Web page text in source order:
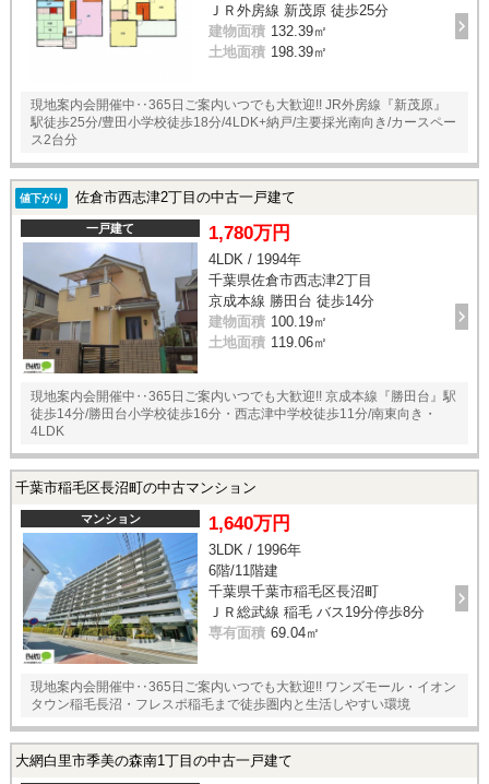
ＪＲ外房線 新茂原 徒歩25分
建物面積 132.39㎡
土地面積 198.39㎡
現地案内会開催中‥365日ご案内いつでも大歓迎!! JR外房線『新茂原』
駅徒歩25分/豊田小学校徒歩18分/4LDK+納戸/主要採光南向き/カースペー
ス2台分
値下がり 佐倉市西志津2丁目の中古一戸建て
一戸建て 1,780万円
4LDK / 1994年
千葉県佐倉市西志津2丁目
京成本線 勝田台 徒歩14分
建物面積 100.19㎡
土地面積 119.06㎡
現地案内会開催中‥365日ご案内いつでも大歓迎!! 京成本線『勝田台』駅
徒歩14分/勝田台小学校徒歩16分・西志津中学校徒歩11分/南東向き・
4LDK
千葉市稲毛区長沼町の中古マンション
マンション 1,640万円
3LDK / 1996年
6階/11階建
千葉県千葉市稲毛区長沼町
ＪＲ総武線 稲毛 バス19分停歩8分
専有面積 69.04㎡
現地案内会開催中‥365日ご案内いつでも大歓迎!! ワンズモール・イオン
タウン稲毛長沼・フレスポ稲毛まで徒歩圏内と生活しやすい環境
大網白里市季美の森南1丁目の中古一戸建て